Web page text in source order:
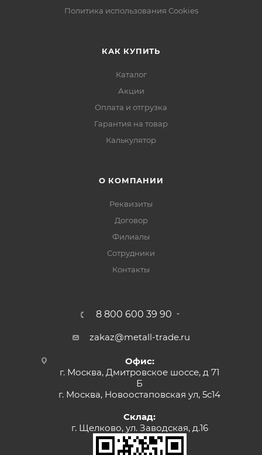
Политика использования Cookies
КАК КУПИТЬ
Каталог
Акции
Оплата и отгрузка
Гарантия на товар
Калькулятор
О КОМПАНИИ
Реквизиты
Договор
Филиалы
Сотрудники
Контакты
8 800 600 39 90
zakaz@metall-trade.ru
Офис:
г. Москва, Дмитровское шоссе, д 71
Б
г. Москва, Новоостаповская ул, 5с14
Склад:
г. Щелково, ул. Заводская, д.16